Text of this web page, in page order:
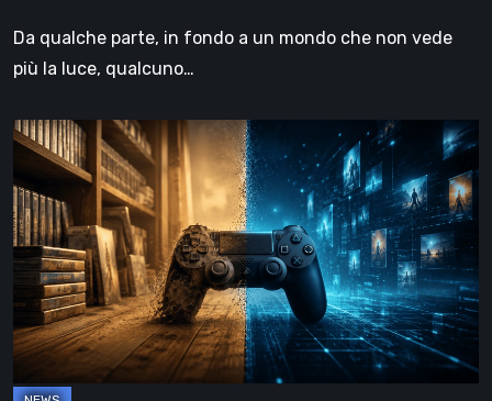
Da qualche parte, in fondo a un mondo che non vede
più la luce, qualcuno…
Il
futuro
del
formato
fisico
videogiochi